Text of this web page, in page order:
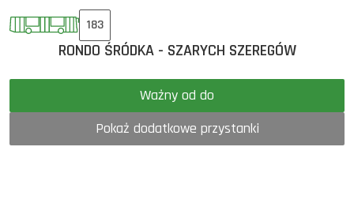
183
RONDO ŚRÓDKA - SZARYCH SZEREGÓW
Ważny od do
Pokaż dodatkowe przystanki